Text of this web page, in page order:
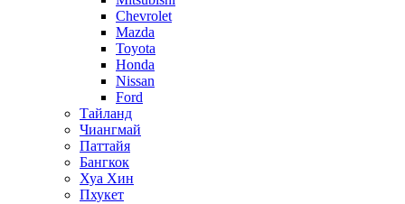
Chevrolet
Mazda
Toyota
Honda
Nissan
Ford
Тайланд
Чиангмай
Паттайя
Бангкок
Хуа Хин
Пхукет